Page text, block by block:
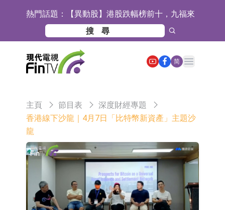
熱門話題： 【異動股】港股跌幅榜前十，九福來
(08611.HK)跌21.43%，天瑞汽車内飾
(06162.HK)跌18.44%
【異動股】港股漲幅榜前十，佳明集
團控股(01271.HK)漲+78.22%，拿森
科技(02261.HK)漲+64.11%
斯迪克：公司為國內摺疊屏核心功能
材料供應商
恒瑞醫藥：公司已在中國獲批上市26
目標客戶的測試認證
上期所：7月份對11個實際控制關系
江總部物業服務項目
亞太股份：公司是零跑汽車和
Stellantis集團的供應商
理工雷科面向邊緣AI場景推出"山
海"系列智算模組 系列產品基於國產
【異動股】醫療研發外包板塊拉升，
简
Open main menu
主頁 節目表
深度財經專題
香港線下沙龍｜4月7日「比特幣新資產」主題沙
龍